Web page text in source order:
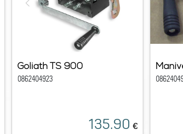
Goliath TS 900
0862404923
135.90 €